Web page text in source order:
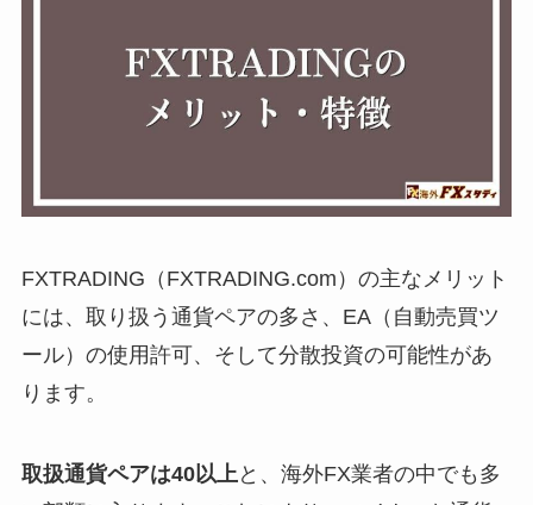
FXTRADING（FXTRADING.com）の主なメリット
には、取り扱う通貨ペアの多さ、EA（自動売買ツ
ール）の使用許可、そして分散投資の可能性があ
ります。
取扱通貨ペアは40以上 と、海外FX業者の中でも多